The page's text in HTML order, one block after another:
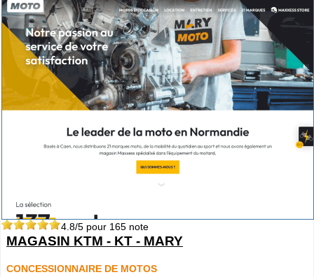
4.8/5 pour 165 note
MAGASIN KTM - KT - MARY
CONCESSIONNAIRE DE MOTOS